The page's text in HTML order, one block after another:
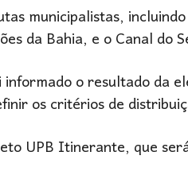
municipalistas,
da Bahia, e o Canal do
o resultado da
os critérios de
UPB Itinerante, que